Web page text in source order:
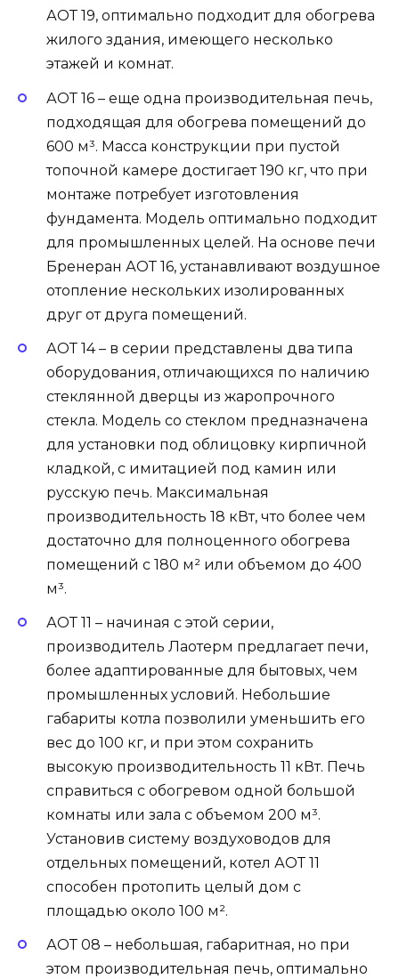
АОТ 19, оптимально подходит для обогрева
жилого здания, имеющего несколько
этажей и комнат.
АОТ 16 – еще одна производительная печь,
подходящая для обогрева помещений до
600 м³. Масса конструкции при пустой
топочной камере достигает 190 кг, что при
монтаже потребует изготовления
фундамента. Модель оптимально подходит
для промышленных целей. На основе печи
Бренеран АОТ 16, устанавливают воздушное
отопление нескольких изолированных
друг от друга помещений.
АОТ 14 – в серии представлены два типа
оборудования, отличающихся по наличию
стеклянной дверцы из жаропрочного
стекла. Модель со стеклом предназначена
для установки под облицовку кирпичной
кладкой, с имитацией под камин или
русскую печь. Максимальная
производительность 18 кВт, что более чем
достаточно для полноценного обогрева
помещений с 180 м² или объемом до 400
м³.
АОТ 11 – начиная с этой серии,
производитель Лаотерм предлагает печи,
более адаптированные для бытовых, чем
промышленных условий. Небольшие
габариты котла позволили уменьшить его
вес до 100 кг, и при этом сохранить
высокую производительность 11 кВт. Печь
справиться с обогревом одной большой
комнаты или зала с объемом 200 м³.
Установив систему воздуховодов для
отдельных помещений, котел АОТ 11
способен протопить целый дом с
площадью около 100 м².
АОТ 08 – небольшая, габаритная, но при
этом производительная печь, оптимально